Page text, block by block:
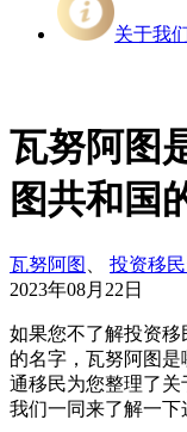
关于我
瓦努阿图
图共和国
瓦努阿图
投资移
2023年08月22日
如果您不了解投资移
的名字，瓦努阿图
通移民为您整理了
我们一同来了解一下